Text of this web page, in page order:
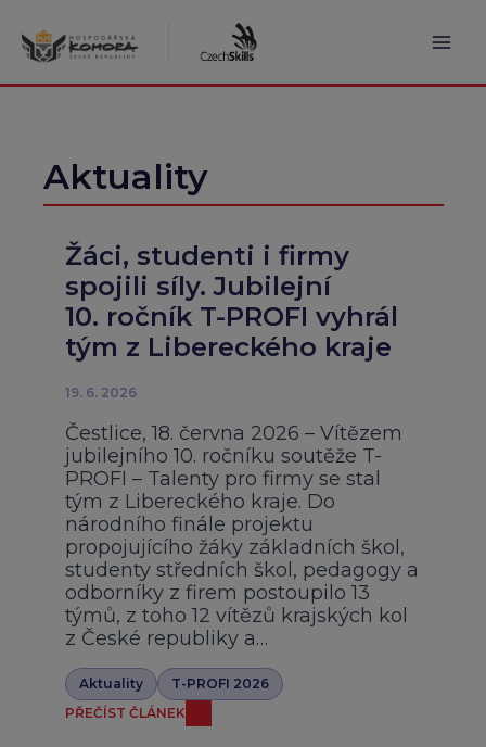
obsah
Aktuality
Žáci, studenti i firmy
spojili síly. Jubilejní
10. ročník T-PROFI vyhrál
tým z Libereckého kraje
19. 6. 2026
Čestlice, 18. června 2026 – Vítězem
jubilejního 10. ročníku soutěže T-
PROFI – Talenty pro firmy se stal
tým z Libereckého kraje. Do
národního finále projektu
propojujícího žáky základních škol,
studenty středních škol, pedagogy a
odborníky z firem postoupilo 13
týmů, z toho 12 vítězů krajských kol
z České republiky a…
Aktuality
T-PROFI 2026
PŘEČÍST ČLÁNEK